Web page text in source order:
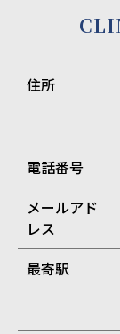
住所
電話番号
メールアド
レス
最寄駅